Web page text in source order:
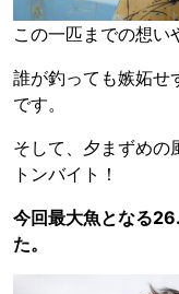
この一匹までの想い
誰が釣っても嫉妬せ
です。
そして、夕まずめの
トンバイト！
今回最大魚となる
た。